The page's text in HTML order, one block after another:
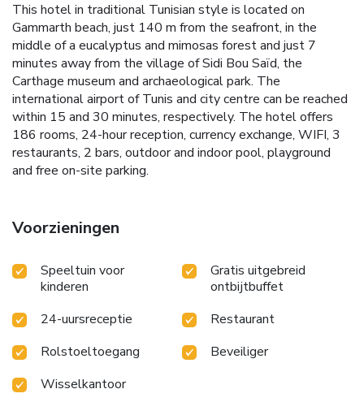
This hotel in traditional Tunisian style is located on
Gammarth beach, just 140 m from the seafront, in the
middle of a eucalyptus and mimosas forest and just 7
minutes away from the village of Sidi Bou Saïd, the
Carthage museum and archaeological park. The
international airport of Tunis and city centre can be reached
within 15 and 30 minutes, respectively. The hotel offers
186 rooms, 24-hour reception, currency exchange, WIFI, 3
restaurants, 2 bars, outdoor and indoor pool, playground
and free on-site parking.
Voorzieningen
Speeltuin voor
kinderen
Gratis uitgebreid
ontbijtbuffet
24-uursreceptie
Restaurant
Rolstoeltoegang
Beveiliger
Wisselkantoor